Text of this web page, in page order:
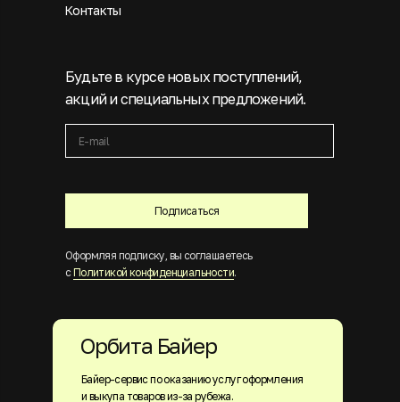
Подписаться
Будьте в курсе новых поступлений,
акций и специальных предложений.
Оформляя подписку, вы соглашаетесь
с Политикой конфиденциальности.
Контакты
Байер-сервис по оказанию услуг оформления
и выкупа товаров из-за рубежа.
Орбита Байер